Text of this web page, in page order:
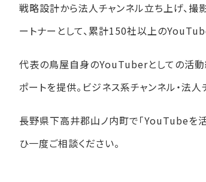
戦略設計から法人チャンネル立ち上げ、
ートナーとして、累計150社以上の
代表の鳥屋自身のYouTuberとしての活動
ポートを提供。ビジネス系チャンネル・法
長野県下高井郡山ノ内町で「YouTubeを活
ひ一度ご相談ください。